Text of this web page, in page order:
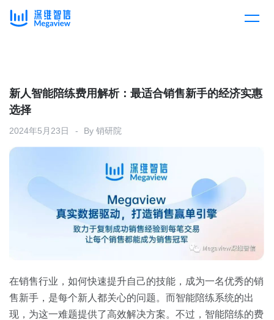
产品总览
产品集成
解决方案
按行业
教育
房地产
金融
客户案例
定价
资源中心
全部
关于我们
新人智能陪练费用解析：最适合销售新手的经济实惠
选择
2024年5月23日 By 销研院
在销售行业，如何快速提升自己的技能，成为一名优秀的销
售新手，是每个新人都关心的问题。而智能陪练系统的出
现，为这一难题提供了高效解决方案。不过，智能陪练的费